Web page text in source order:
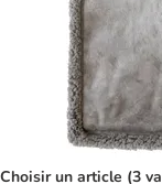
Choisir un article (3